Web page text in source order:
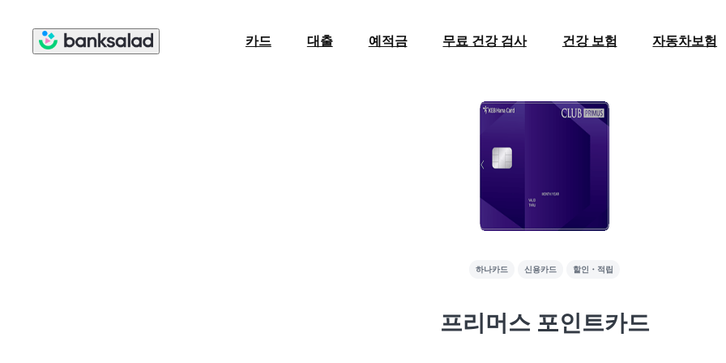
카드 대출 예적금 무료 건강 검사 건강 보험 자동차보험
하나카드 신용카드 할인・적립
프리머스 포인트카드